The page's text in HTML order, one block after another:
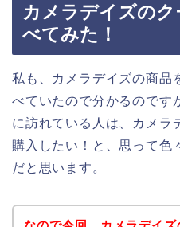
カメラデイズの
べてみた！
私も、カメラデイズの商品
べていたので分かるのです
に訪れている人は、カメラ
購入したい！と、思って色
だと思います。